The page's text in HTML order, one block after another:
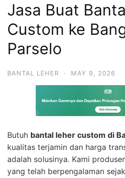
Jasa Buat
Custom ke
Parselo
BANTAL LEHER · MAY 9, 2026
Butuh bantal leher custom di
kualitas terjamin dan harga
adalah solusinya. Kami
yang telah berpengalaman sejak